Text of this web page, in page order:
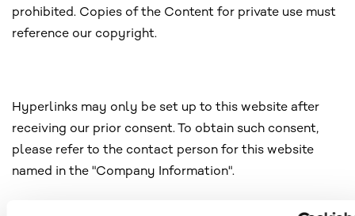
prohibited. Copies of the Content for private use must
reference our copyright.
Hyperlinks may only be set up to this website after
receiving our prior consent. To obtain such consent,
please refer to the contact person for this website
named in the "Company Information".